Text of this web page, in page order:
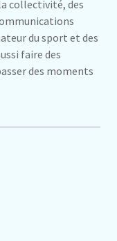
collectivité, des
du sport et des
faire des
des moments